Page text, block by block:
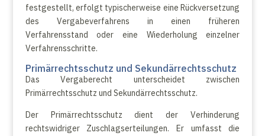
festgestellt, erfolgt typischerweise eine Rückversetzung
des Vergabeverfahrens in einen früheren
Verfahrensstand oder eine Wiederholung einzelner
Verfahrensschritte.
Primärrechtsschutz und Sekundärrechtsschutz
Das Vergaberecht unterscheidet zwischen
Primärrechtsschutz und Sekundärrechtsschutz.
Der Primärrechtsschutz dient der Verhinderung
rechtswidriger Zuschlagserteilungen. Er umfasst die